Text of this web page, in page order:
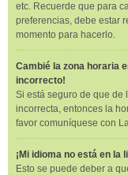
etc. Recuerde que para
preferencias, debe estar
momento para hacerlo.
Cambié la zona horaria
incorrecto!
Si está seguro de que de
incorrecta, entonces la
favor comuníquese con
¡Mi idioma no está en la
Esto se puede deber a